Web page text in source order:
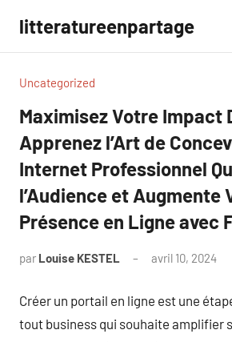
contenu
litteratureenpartage
Uncategorized
Maximisez Votre Impact
Apprenez l’Art de
Internet Professionnel
l’Audience et Augmente
Présence en Ligne avec
par Louise KESTEL avril 10, 2024
Créer un portail en ligne est une
tout business qui souhaite amplifier